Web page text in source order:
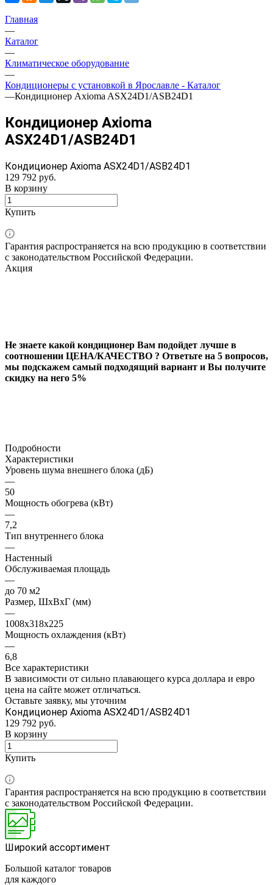
Главная
—
Каталог
—
Климатическое оборудование
—
Кондиционеры с установкой в Ярославле - Каталог
—Кондиционер Axioma ASX24D1/ASB24D1
Кондиционер Axioma
ASX24D1/ASB24D1
Кондиционер Axioma ASX24D1/ASB24D1
129 792 руб.
В корзину
Купить
Гарантия распространяется на всю продукцию в соответствии
с законодательством Российской Федерации.
Акция
Не знаете какой кондиционер Вам подойдет лучше в
соотношении ЦЕНА/КАЧЕСТВО ? Ответьте на 5 вопросов,
мы подскажем самый подходящий вариант и Вы получите
скидку на него 5%
Подробности
Характеристики
Уровень шума внешнего блока (дБ)
—
50
Мощность обогрева (кВт)
—
7,2
Тип внутреннего блока
—
Настенный
Обслуживаемая площадь
—
до 70 м2
Размер, ШхВхГ (мм)
—
1008x318x225
Мощность охлаждения (кВт)
—
6,8
Все характеристики
В зависимости от сильно плавающего курса доллара и евро
цена на сайте может отличаться.
Оставьте заявку, мы уточним
Кондиционер Axioma ASX24D1/ASB24D1
129 792 руб.
В корзину
Купить
Гарантия распространяется на всю продукцию в соответствии
с законодательством Российской Федерации.
Широкий ассортимент
Большой каталог товаров
для каждого